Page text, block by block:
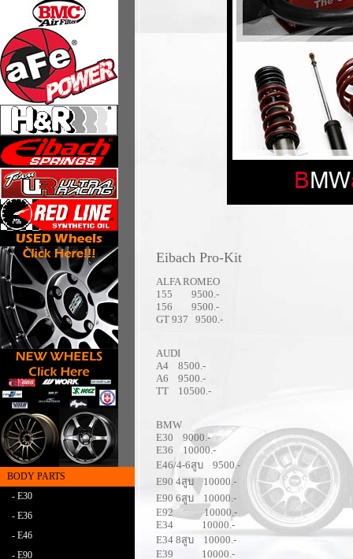
BODY PARTS
- E30
- E36
- E46
- E90
Eibach Pro-Kit
ALFA ROMEO
155 9500.-
156 9500.-
GT 937 9500.-
AUDI
A4 8500.-
A6 9500.-
TT 10500.-
BMW
E30 9000.-
E36 10000.-
E46/4-6สูบ 9500.-
E90 4สูบ 10000.-
E90 6สูบ 10000.-
E92 10000.-
E34 10000.-
E34 8สูบ 10000.-
E39 10000.-